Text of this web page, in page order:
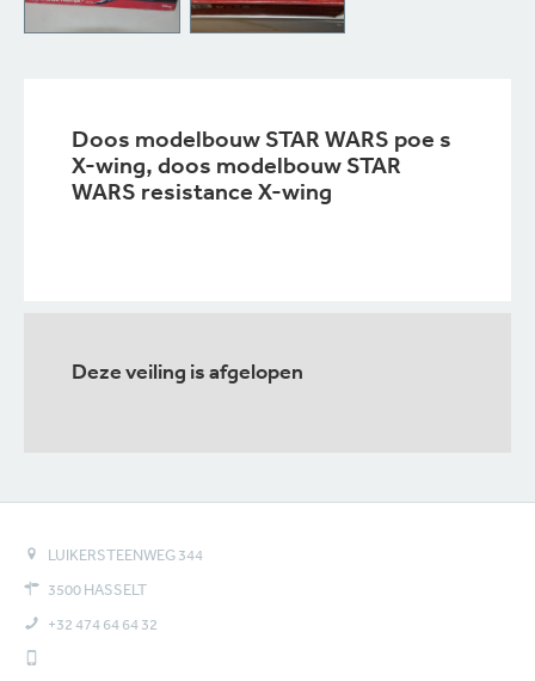
Doos modelbouw STAR WARS poe s
X-wing, doos modelbouw STAR
WARS resistance X-wing
Deze veiling is afgelopen
LUIKERSTEENWEG 344
3500 HASSELT
+32 474 64 64 32